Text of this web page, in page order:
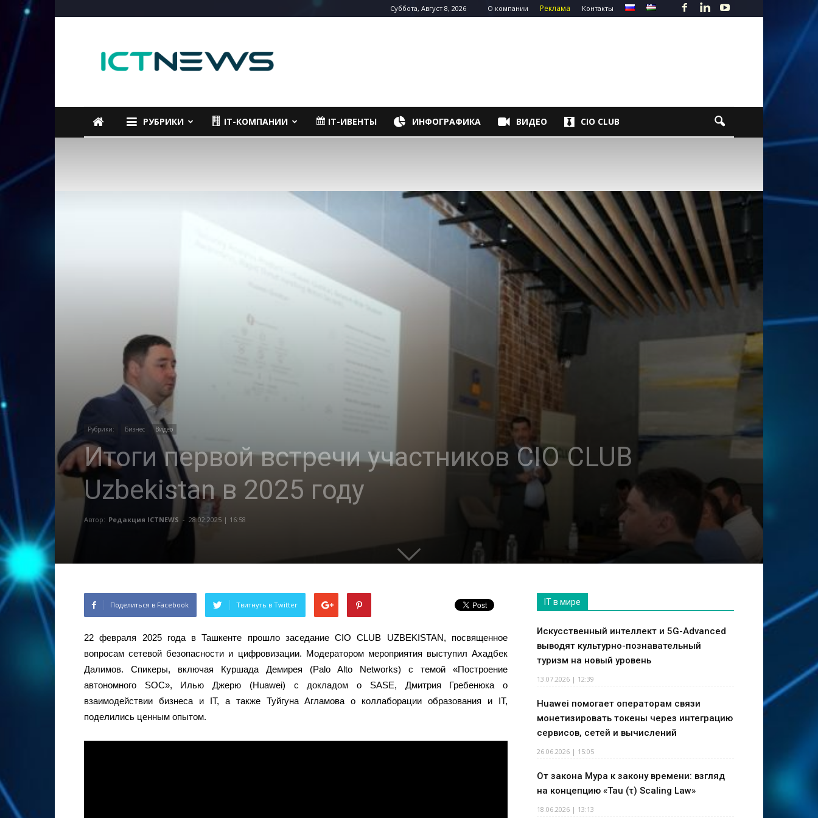
Суббота, Август 8, 2026 О компании Реклама Контакты
РУБРИКИ IT-КОМПАНИИ IT-ИВЕНТЫ ИНФОГРАФИКА ВИДЕО CIO CLUB
Рубрики: Бизнес Видео
Итоги первой встречи участников CIO CLUB
Uzbekistan в 2025 году
Автор: Редакция ICTNEWS - 28.02.2025 | 16:58
Поделиться в Facebook Твитнуть в Twitter
22 февраля 2025 года в Ташкенте прошло заседание CIO CLUB UZBEKISTAN, посвященное
вопросам сетевой безопасности и цифровизации. Модератором мероприятия выступил Ахадбек
Далимов. Спикеры, включая Куршада Демирея (Palo Alto Networks) с темой «Построение
автономного SOC», Илью Джерю (Huawei) с докладом о SASE, Дмитрия Гребенюка о
взаимодействии бизнеса и IT, а также Туйгуна Агламова о коллаборации образования и IT,
поделились ценным опытом.
IT в мире
Искусственный интеллект и 5G-Advanced
выводят культурно-познавательный
туризм на новый уровень
13.07.2026 | 12:39
Huawei помогает операторам связи
монетизировать токены через интеграцию
сервисов, сетей и вычислений
26.06.2026 | 15:05
От закона Мура к закону времени: взгляд
на концепцию «Tau (τ) Scaling Law»
18.06.2026 | 13:13